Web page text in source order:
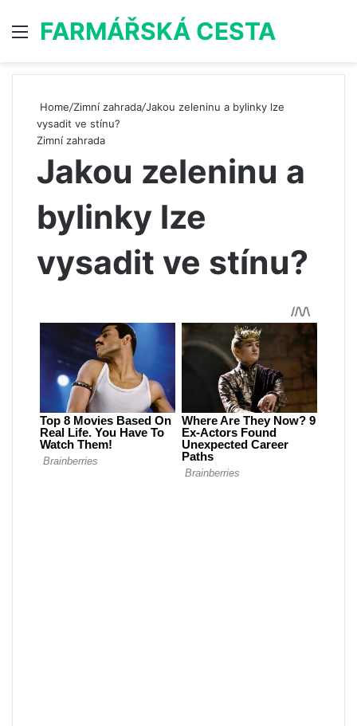
Menu
FARMÁŘSKÁ CESTA
Home/Zimní zahrada/Jakou zeleninu a bylinky lze
vysadit ve stínu?
Zimní zahrada
Jakou zeleninu a
bylinky lze
vysadit ve stínu?